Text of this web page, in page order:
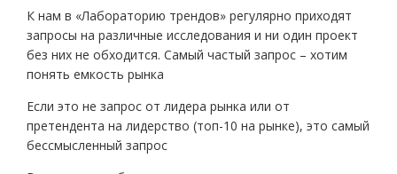
К нам в «Лабораторию трендов» регулярно приходят
запросы на различные исследования и ни один проект
без них не обходится. Самый частый запрос – хотим
понять емкость рынка
Если это не запрос от лидера рынка или от
претендента на лидерство (топ-10 на рынке), это самый
бессмысленный запрос